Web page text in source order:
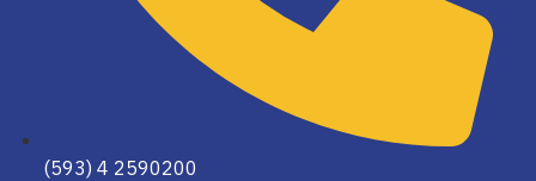
(593) 4 2590200